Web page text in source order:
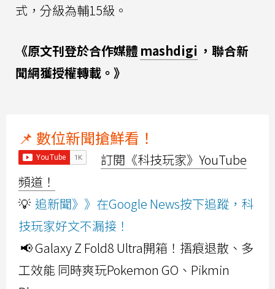
式，分級為輔15級。
《原文刊登於合作媒體 mashdigi ，聯合新
聞網獲授權轉載。》
📌 數位新聞搶鮮看！
訂閱《科技玩家》YouTube
頻道！
💡 追新聞》》在Google News按下追蹤，科
技玩家好文不漏接！
📢 Galaxy Z Fold8 Ultra開箱！摺痕退散、多
工效能 同時爽玩Pokemon GO、Pikmin